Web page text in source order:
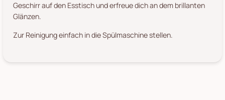
Geschirr auf den Esstisch und erfreue dich an dem brillanten
Glänzen.
Zur Reinigung einfach in die Spülmaschine stellen.